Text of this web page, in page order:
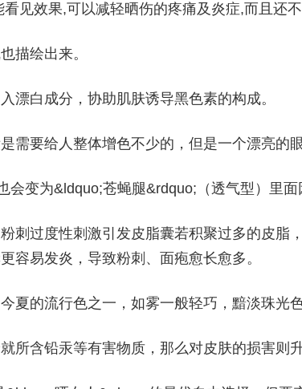
见效果,可以减轻晒伤的疼痛及炎症,而且还不
描绘出来。
漂白成分，协助肌肤诱导黑色素的构成。
需要给人整体增色不少的，但是一个漂亮的
会变为&ldquo;苍蝇腿&rdquo;（透气型）里面
刺过度性刺激引发皮脂囊若积聚过多的皮脂
容易发炎，导致粉刺、面疱愈长愈多。
夏的流行色之一，如雾一般轻巧，黯淡珠光
所含铅汞等有害物质，那么对皮肤的损害则升